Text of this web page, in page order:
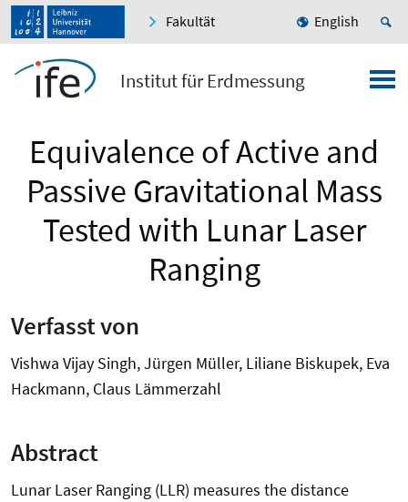
Fakultät English
Institut für Erdmessung
Equivalence of Active and
Passive Gravitational Mass
Tested with Lunar Laser
Ranging
Verfasst von
Vishwa Vijay Singh, Jürgen Müller, Liliane Biskupek, Eva
Hackmann, Claus Lämmerzahl
Abstract
Lunar Laser Ranging (LLR) measures the distance